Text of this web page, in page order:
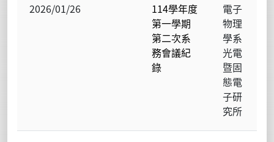
2026/01/26
114學年度
第一學期
第二次系
務會議紀
錄
電子
物理
學系
光電
暨固
態電
子研
究所